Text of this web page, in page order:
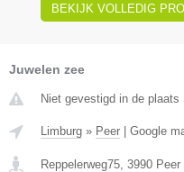
BEKIJK VOLLEDIG
Juwelen zee
Niet gevestigd in de plaats
Limburg » Peer | Google
Reppelerweg75 3990 Peer